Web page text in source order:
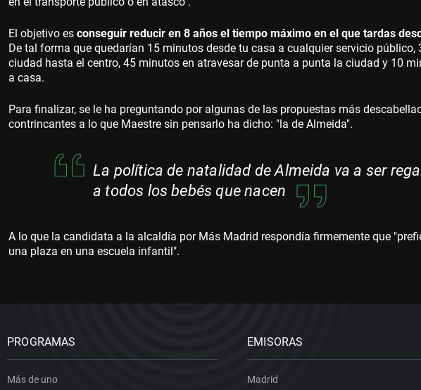
El objetivo es conseguir reducir en 8 años el tiempo máximo en el que tardas
De tal forma que quedarían 15 minutos desde tu casa a cualquier servicio
ciudad hasta el centro, 45 minutos en atravesar de punta a punta la ciudad y 10
a casa.
Para finalizar, se le ha preguntando por algunas de las propuestas más
contrincantes a lo que Maestre sin pensarlo ha dicho: "la de Almeida".
La política de natalidad de Almeida va a ser
a todos los bebés que nacen
A lo que la candidata a la alcaldía por Más Madrid respondía firmemente que
una plaza en una escuela infantil".
PROGRAMAS
Más de uno
EMISORAS
Madrid